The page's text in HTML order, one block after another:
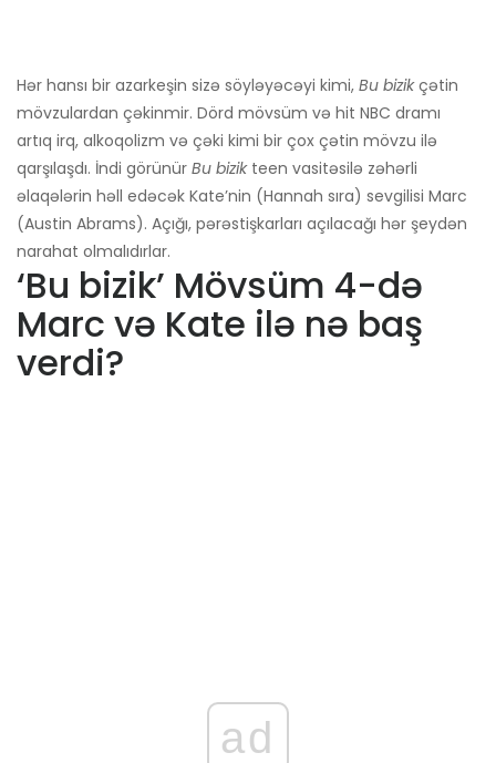
Hər hansı bir azarkeşin sizə söyləyəcəyi kimi, Bu bizikçətin
mövzulardan çəkinmir. Dörd mövsüm və hit NBC dramı
artıq irq, alkoqolizm və çəki kimi bir çox çətin mövzu ilə
qarşılaşdı. İndi görünür Bu bizikteen vasitəsilə zəhərli
əlaqələrin həll edəcək Kate’nin (Hannah sıra) sevgilisi Marc
(Austin Abrams). Açığı, pərəstişkarları açılacağı hər şeydən
narahat olmalıdırlar.
‘Bu bizik’ Mövsüm 4-də
Marc və Kate ilə nə baş
verdi?
ad